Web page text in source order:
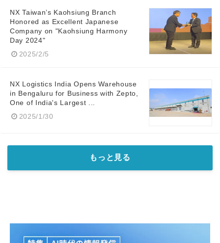
NX Taiwan’s Kaohsiung Branch
Honored as Excellent Japanese
Company on "Kaohsiung Harmony
Day 2024"
2025/2/5
NX Logistics India Opens Warehouse
in Bengaluru for Business with Zepto,
One of India's Largest ...
2025/1/30
もっと見る
English